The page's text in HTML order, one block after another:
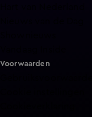
Voorwaarden